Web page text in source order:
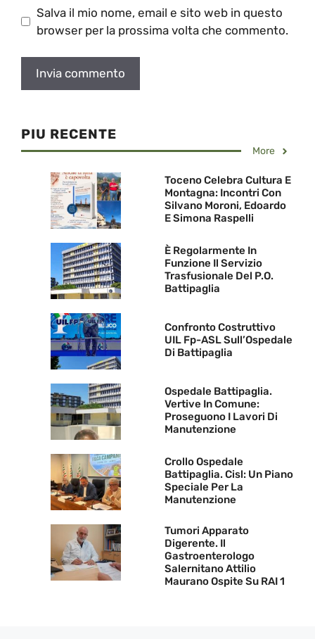
Salva il mio nome, email e sito web in questo
browser per la prossima volta che commento.
PIU RECENTE
More
Toceno Celebra Cultura E
Montagna: Incontri Con
Silvano Moroni, Edoardo
E Simona Raspelli
È Regolarmente In
Funzione Il Servizio
Trasfusionale Del P.O.
Battipaglia
Confronto Costruttivo
UIL Fp-ASL Sull’Ospedale
Di Battipaglia
Ospedale Battipaglia.
Vertive In Comune:
Proseguono I Lavori Di
Manutenzione
Crollo Ospedale
Battipaglia. Cisl: Un Piano
Speciale Per La
Manutenzione
Tumori Apparato
Digerente. Il
Gastroenterologo
Salernitano Attilio
Maurano Ospite Su RAI 1